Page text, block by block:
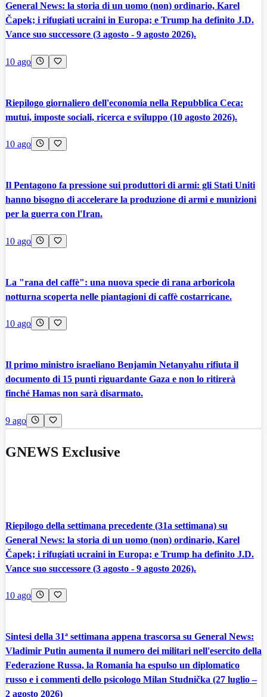
General News: la storia di un uomo (non) ordinario, Karel
Čapek; i rifugiati ucraini in Europa; e Trump ha definito J.D.
Vance suo successore (3 agosto - 9 agosto 2026).
10 ago
Riepilogo giornaliero dell'economia nella Repubblica Ceca:
mutui, imposte sociali, ricerca e sviluppo (10 agosto 2026).
10 ago
Il Pentagono fa pressione sui produttori di armi: gli Stati Uniti
hanno bisogno di accelerare la produzione di armi e munizioni
per la guerra con l'Iran.
10 ago
La "rana del caffè": una nuova specie di rana arboricola
notturna scoperta nelle piantagioni di caffè costarricane.
10 ago
Il primo ministro israeliano Benjamin Netanyahu rifiuta il
documento di 15 punti riguardante Gaza e non lo ritirerà
finché Hamas non sarà disarmato.
9 ago
GNEWS Exclusive
Riepilogo della settimana precedente (31a settimana) su
General News: la storia di un uomo (non) ordinario, Karel
Čapek; i rifugiati ucraini in Europa; e Trump ha definito J.D.
Vance suo successore (3 agosto - 9 agosto 2026).
10 ago
Sintesi della 31ª settimana appena trascorsa su General News:
Vladimir Putin aumenta il numero dei militari nell'esercito della
Federazione Russa, la Romania ha espulso un diplomatico
russo e i commenti dello psicologo Milan Studnička (27 luglio –
2 agosto 2026)